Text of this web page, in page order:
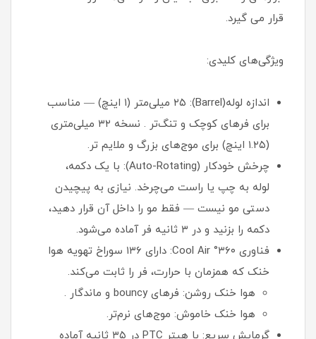
قرار می گیرد.
ویژگی‌های کلیدی:
اندازه لوله(Barrel): ۲۵ میلی‌متر (۱ اینچ) — مناسب
برای فرهای کوچک و تنگ‌تر . نسخه ۳۲ میلی‌متری
(۱.۲۵ اینچ) برای موج‌های بزرگ و ملایم تر.
چرخش خودکار (Auto-Rotating): با یک دکمه،
لوله به چپ یا راست می‌چرخد. نیازی به پیچیدن
دستی مو نیست — فقط مو را داخل آن قرار دهید،
دکمه را بزنید و در ۳ ثانیه فر آماده می‌شود.
فناوری ۳۶۰° Cool Air: دارای ۱۳۶ سوراخ تهویه هوا
خنک که همزمان با حرارت، فر را ثابت می‌کند.
هوا خنک روشن: فرهای bouncy و ماندگار .
هوا خنک خاموش: موج‌های نرم‌تر.
گرمایش سریع: با هیتر PTC در ۳۵ ثانیه آماده